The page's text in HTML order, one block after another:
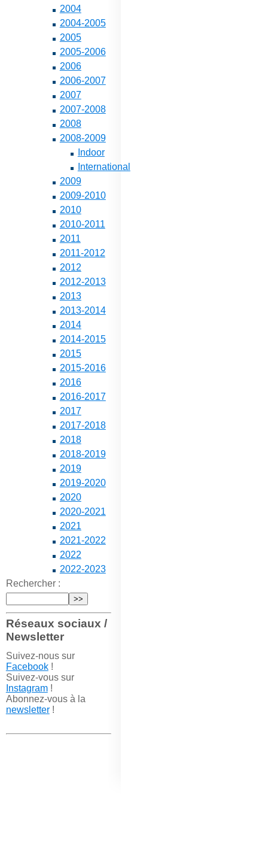
2004
2004-2005
2005
2005-2006
2006
2006-2007
2007
2007-2008
2008
2008-2009
Indoor
International
2009
2009-2010
2010
2010-2011
2011
2011-2012
2012
2012-2013
2013
2013-2014
2014
2014-2015
2015
2015-2016
2016
2016-2017
2017
2017-2018
2018
2018-2019
2019
2019-2020
2020
2020-2021
2021
2021-2022
2022
2022-2023
Rechercher :
Réseaux sociaux /
Newsletter
Suivez-nous sur
Facebook!
Suivez-vous sur
Instagram!
Abonnez-vous à la
newsletter!